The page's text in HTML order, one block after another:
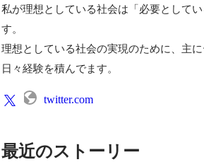
私が理想としている社会は「必要として
す。
理想としている社会の実現のために、主
日々経験を積んでます。
twitter.com
最近のストーリー